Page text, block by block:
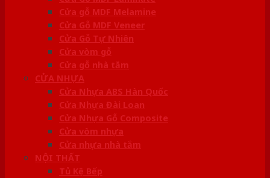
Cửa gỗ MDF Melamine
Cửa Gỗ MDF Veneer
Cửa Gỗ Tự Nhiên
Cửa vòm gỗ
Cửa gỗ nhà tắm
CỬA NHỰA
Cửa Nhựa ABS Hàn Quốc
Cửa Nhựa Đài Loan
Cửa Nhựa Gỗ Composite
Cửa vòm nhựa
Cửa nhựa nhà tắm
NỘI THẤT
Tủ Kệ Bếp